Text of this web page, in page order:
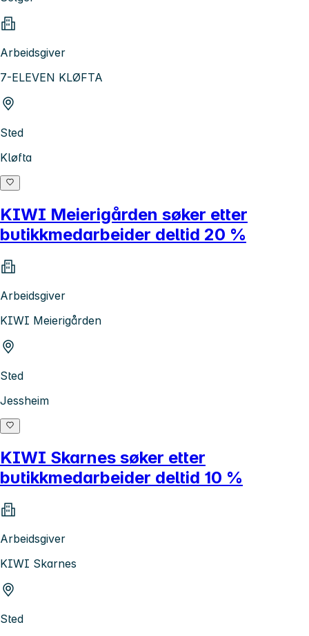
Arbeidsgiver
7-ELEVEN KLØFTA
Sted
Kløfta
KIWI Meierigården søker etter
butikkmedarbeider deltid 20 %
Arbeidsgiver
KIWI Meierigården
Sted
Jessheim
KIWI Skarnes søker etter
butikkmedarbeider deltid 10 %
Arbeidsgiver
KIWI Skarnes
Sted